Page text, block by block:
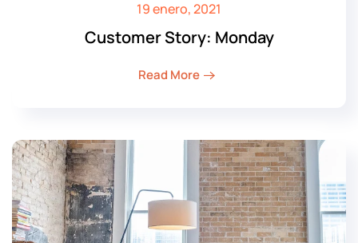
19 enero, 2021
Customer Story: Monday
Read More